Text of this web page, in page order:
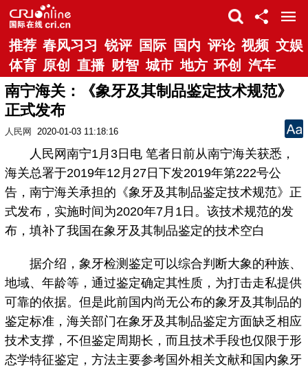
推荐 春风习习 锐评 国际 国内 评论 视频 文娱
体育 原创 直播 财智 城市 地方 环创 汽车
南宁海关：《象牙及其制品鉴定技术规范》
正式发布
人民网 2020-01-03 11:18:16
人民网南宁1月3日电 笔者日前从南宁海关获悉，
海关总署于2019年12月27日下发2019年第222号公
告，南宁海关承担的《象牙及其制品鉴定技术规范》正
式发布，实施时间为2020年7月1日。该技术规范的发
布，填补了我国在象牙及其制品鉴定的技术空白
据介绍，象牙检测鉴定可以综合判断大象的种族、
地域、年龄等，通过鉴定确定其性质，为打击走私提供
可靠的依据。但是此前国内尚无公布的象牙及其制品的
鉴定标准，海关部门在象牙及其制品鉴定方面缺乏相应
技术支撑，不但鉴定周期长，而且技术手段也仅限于形
态学特征鉴定，方法主要参考国外相关文献和国内象牙